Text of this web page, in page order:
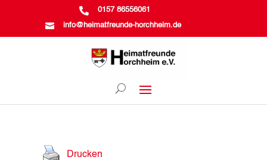
 0157 86556061
 info@heimatfreunde-horchheim.de
Drucken